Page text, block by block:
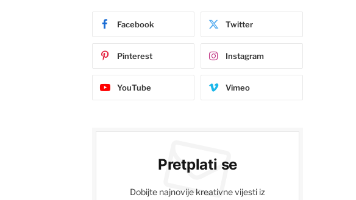
Facebook Twitter
Pinterest Instagram
YouTube Vimeo
Pretplati se
Dobijte najnovije kreativne vijesti iz